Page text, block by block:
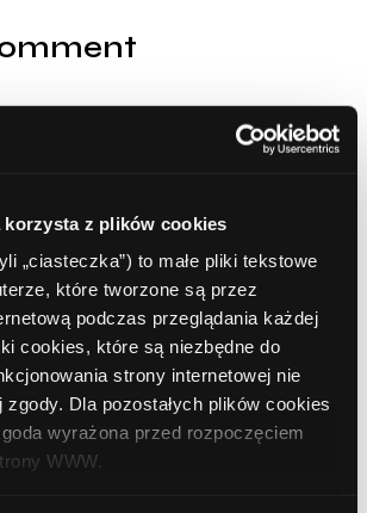
korzysta z plików cookies
„ciasteczka”) to małe pliki tekstowe
które tworzone są przez
podczas przeglądania każdej
cookies, które są niezbędne do
strony internetowej nie
zgody. Dla pozostałych plików cookies
wyrażona przed rozpoczęciem
WWW.